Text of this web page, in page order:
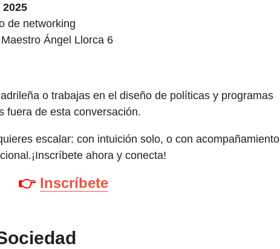
de networking
Ángel Llorca 6
o trabajas en el diseño de políticas y programas
fuera de esta conversación.
escalar: con intuición solo, o con acompañamiento
ahora y conecta!
👉 Inscríbete